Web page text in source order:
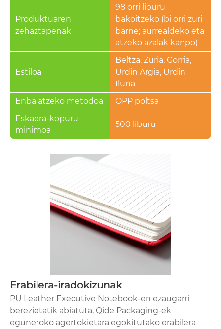
Produktuaren
zehaztapenak
98 orri liburu
bakoitzeko (bi orri zuri
barne; aurrealdeko eta
atzeko azalak kanpo)
Estiloa
Beltza, Zuria, Gorria,
Urdin Argia, Urdin
Iluna
Enbalatzeko metodoa
OPP poltsa
Eskaera-kopuru
minimoa
500 liburu
Erabilera-iradokizunak
PU Leather Executive Notebook-en ezaugarri
berezietatik abiatuta, Qide Packaging-ek
eguneroko agertokietara egokitutako erabilera